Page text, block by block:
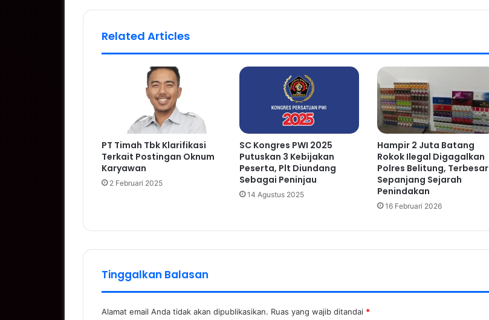
Related Articles
PT Timah Tbk Klarifikasi
Terkait Postingan Oknum
Karyawan
2 Februari 2025
SC Kongres PWI 2025
Putuskan 3 Kebijakan
Peserta, Plt Diundang
Sebagai Peninjau
14 Agustus 2025
Hampir 2 Juta Batang
Rokok Ilegal Digagalkan
Polres Belitung, Terbesar
Sepanjang Sejarah
Penindakan
16 Februari 2026
Tinggalkan Balasan
Alamat email Anda tidak akan dipublikasikan. Ruas yang wajib ditandai *